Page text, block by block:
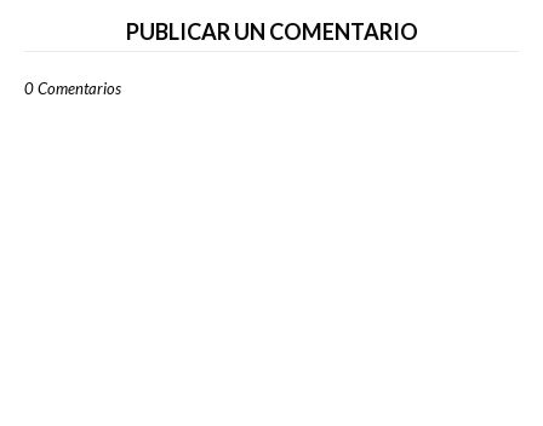
PUBLICAR UN COMENTARIO
0 Comentarios